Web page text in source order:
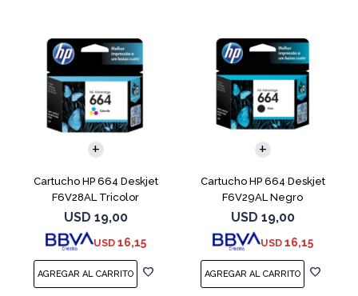
Cartucho HP 664 Deskjet
F6V28AL Tricolor
USD 19,00
USD 16,15
Cartucho HP 664 Deskjet
F6V29AL Negro
USD 19,00
USD 16,15